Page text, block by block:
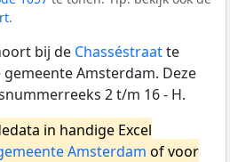
.
bij de Chasséstraatte
Amsterdam. Deze
2 t/m 16 - H.
in handige Excel
Amsterdam of voor